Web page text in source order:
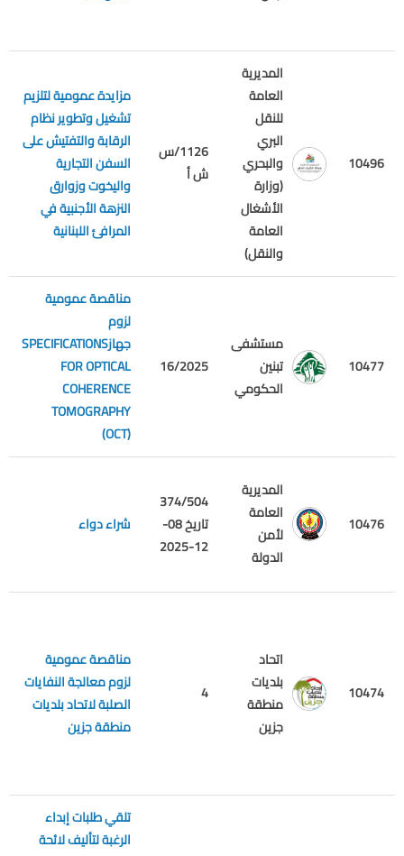
10496
المديرية
العامة
للنقل
البري
والبحري
(وزارة
الأشغال
العامة
والنقل)
1126/س
ش أ
مزايدة عمومية لتلزيم
تشغيل وتطوير نظام
الرقابة والتفتيش على
السفن التجارية
واليخوت وزوارق
النزهة الأجنبية في
المرافئ اللبنانية
10477
مستشفى
تبنين
الحكومي
16/2025
مناقصة عمومية
لزوم
جهازSPECIFICATIONS
FOR OPTICAL
COHERENCE
TOMOGRAPHY
(OCT)
10476
المديرية
العامة
لأمن
الدولة
374/504
تاريخ 08-
12-2025
شراء دواء
10474
اتحاد
بلديات
منطقة
جزين
4
مناقصة عمومية
لزوم معالجة النفايات
الصلبة لاتحاد بلديات
منطقة جزين
تلقي طلبات إبداء
الرغبة لتأليف لائحة